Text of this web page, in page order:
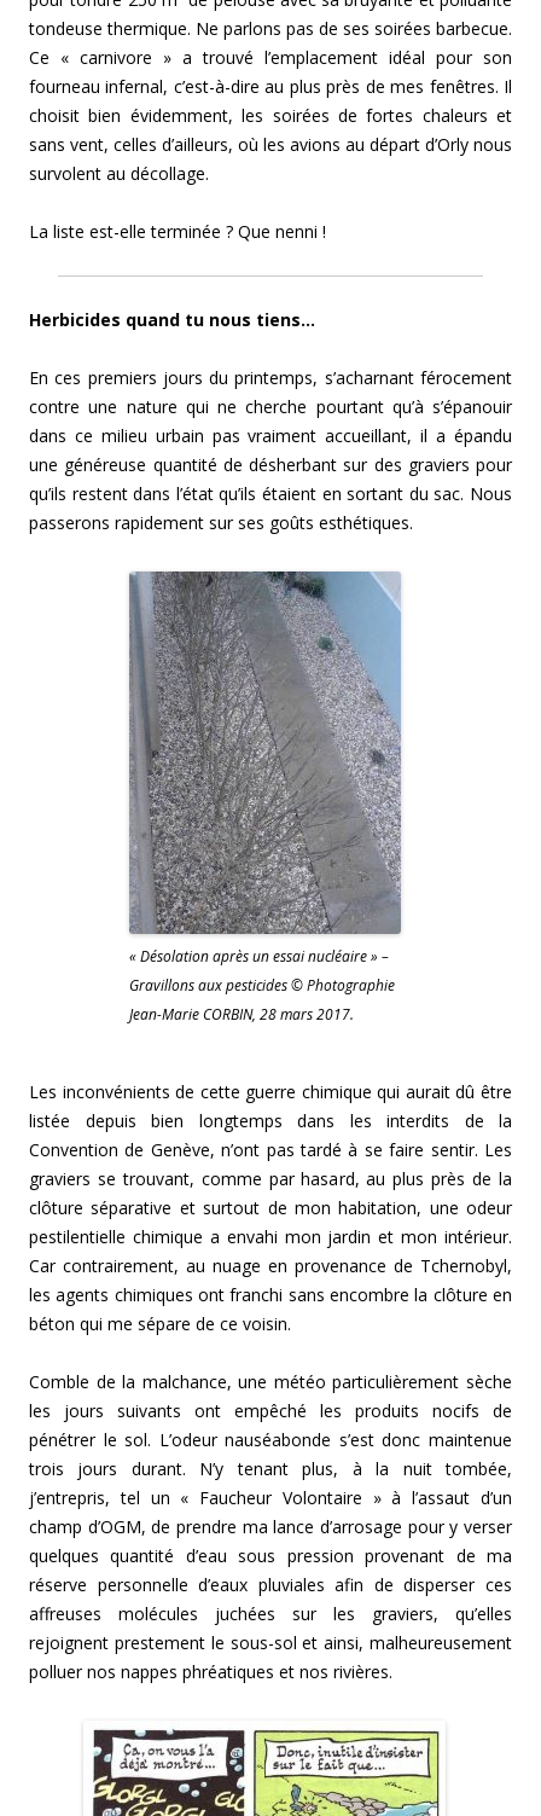
tondeuse thermique. Ne parlons pas de ses soirées barbecue.
Ce « carnivore » a trouvé l’emplacement idéal pour son
fourneau infernal, c’est-à-dire au plus près de mes fenêtres. Il
choisit bien évidemment, les soirées de fortes chaleurs et
sans vent, celles d’ailleurs, où les avions au départ d’Orly nous
survolent au décollage.
La liste est-elle terminée ? Que nenni !
Herbicides quand tu nous tiens…
En ces premiers jours du printemps, s’acharnant férocement
contre une nature qui ne cherche pourtant qu’à s’épanouir
dans ce milieu urbain pas vraiment accueillant, il a épandu
une généreuse quantité de désherbant sur des graviers pour
qu’ils restent dans l’état qu’ils étaient en sortant du sac. Nous
passerons rapidement sur ses goûts esthétiques.
« Désolation après un essai nucléaire » –
Gravillons aux pesticides © Photographie
Jean-Marie CORBIN, 28 mars 2017.
Les inconvénients de cette guerre chimique qui aurait dû être
listée depuis bien longtemps dans les interdits de la
Convention de Genève, n’ont pas tardé à se faire sentir. Les
graviers se trouvant, comme par hasard, au plus près de la
clôture séparative et surtout de mon habitation, une odeur
pestilentielle chimique a envahi mon jardin et mon intérieur.
Car contrairement, au nuage en provenance de Tchernobyl,
les agents chimiques ont franchi sans encombre la clôture en
béton qui me sépare de ce voisin.
Comble de la malchance, une météo particulièrement sèche
les jours suivants ont empêché les produits nocifs de
pénétrer le sol. L’odeur nauséabonde s’est donc maintenue
trois jours durant. N’y tenant plus, à la nuit tombée,
j’entrepris, tel un « Faucheur Volontaire » à l’assaut d’un
champ d’OGM, de prendre ma lance d’arrosage pour y verser
quelques quantité d’eau sous pression provenant de ma
réserve personnelle d’eaux pluviales afin de disperser ces
affreuses molécules juchées sur les graviers, qu’elles
rejoignent prestement le sous-sol et ainsi, malheureusement
polluer nos nappes phréatiques et nos rivières.